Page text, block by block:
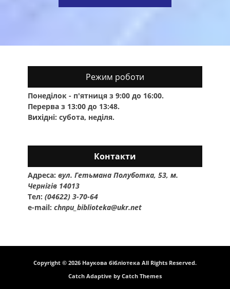
Режим роботи
Понеділок - п'ятниця з 9:00 до 16:00.
Перерва з 13:00 до 13:48.
Вихідні: субота, неділя.
Контакти
Адреса: вул. Гетьмана Полуботка, 53, м.
Чернігів 14013
Тел: (04622) 3-70-64
e-mail: chnpu_biblioteka@ukr.net
Copyright © 2026 Наукова бібліотека All Rights Reserved.
Catch Adaptive by Catch Themes